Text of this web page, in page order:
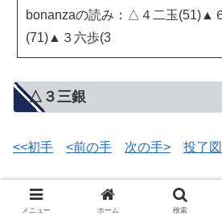
bonanzaの読み：△４二玉(51)▲
(71)▲３六歩(3
△３三銀
<<初手 <前の手 次の手> 投了
メニュー ホーム 検索